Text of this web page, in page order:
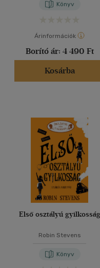
Könyv
Árinformációk
Borító ár: 4 490 Ft
Kosárba
Első osztályú gyilkosság
Robin Stevens
Könyv